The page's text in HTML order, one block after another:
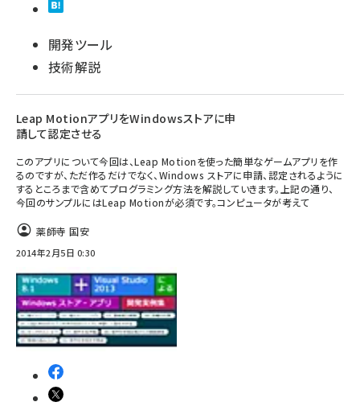
開発ツール
技術解説
Leap MotionアプリをWindowsストアに申
請して認定させる
このアプリについて今回は、Leap Motionを使った簡単なゲームアプリを作
るのですが、ただ作るだけでなく、Windows ストアに申請、認定されるように
するところまで含めてプログラミング方法を解説していきます。上記の通り、
今回のサンプルにはLeap Motionが必須です。コンピュータが考えて
薬師寺 国安
2014年2月5日 0:30